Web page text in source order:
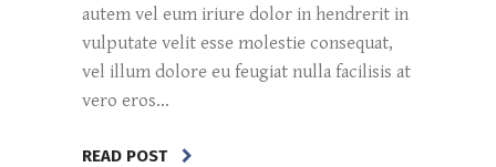
autem vel eum iriure dolor in hendrerit in
vulputate velit esse molestie consequat,
vel illum dolore eu feugiat nulla facilisis at
vero eros...
READ POST